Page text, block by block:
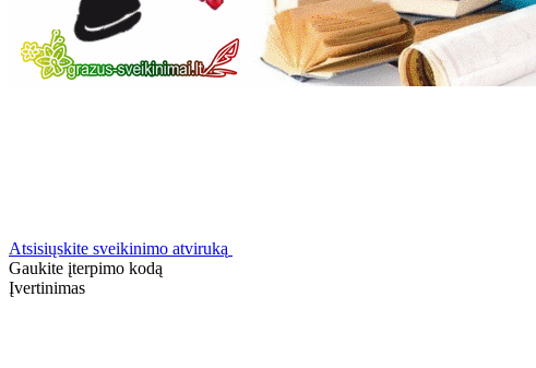
Atsisiųskite sveikinimo atviruką
Gaukite įterpimo kodą
Įvertinimas